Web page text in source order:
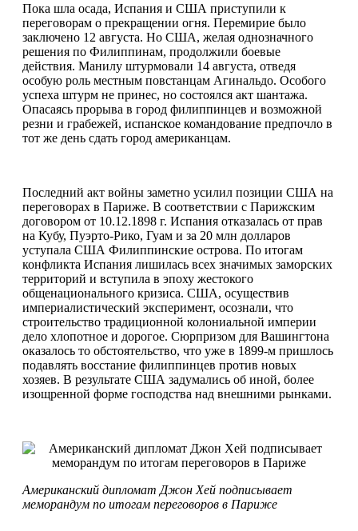
Пока шла осада, Испания и США приступили к
переговорам о прекращении огня. Перемирие было
заключено 12 августа. Но США, желая однозначного
решения по Филиппинам, продолжили боевые
действия. Манилу штурмовали 14 августа, отведя
особую роль местным повстанцам Агинальдо. Особого
успеха штурм не принес, но состоялся акт шантажа.
Опасаясь прорыва в город филиппинцев и возможной
резни и грабежей, испанское командование предпочло в
тот же день сдать город американцам.
Последний акт войны заметно усилил позиции США на
переговорах в Париже. В соответствии с Парижским
договором от 10.12.1898 г. Испания отказалась от прав
на Кубу, Пуэрто-Рико, Гуам и за 20 млн долларов
уступала США Филиппинские острова. По итогам
конфликта Испания лишилась всех значимых заморских
территорий и вступила в эпоху жестокого
общенационального кризиса. США, осуществив
империалистический эксперимент, осознали, что
строительство традиционной колониальной империи
дело хлопотное и дорогое. Сюрпризом для Вашингтона
оказалось то обстоятельство, что уже в 1899-м пришлось
подавлять восстание филиппинцев против новых
хозяев. В результате США задумались об иной, более
изощренной форме господства над внешними рынками.
Американский дипломат Джон Хей подписывает
меморандум по итогам переговоров в Париже